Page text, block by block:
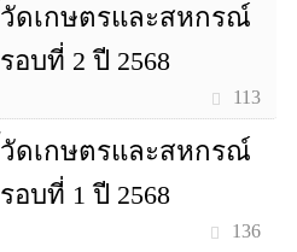
ดเกษตรและสหกรณ์
บที่ 2 ปี 2568
113
ดเกษตรและสหกรณ์
บที่ 1 ปี 2568
136